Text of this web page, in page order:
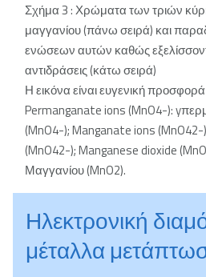
Σχήμα 3 : Χρώματα των τριών
μαγγανίου (πάνω σειρά) και
ενώσεων αυτών καθώς
αντιδράσεις (κάτω σειρά)
Η εικόνα είναι ευγενική
Permanganate ions (MnO4-):
(MnO4-); Manganate ions (MnO42-
(MnO42-); Manganese dioxide
Μαγγανίου (MnO2).
Ηλεκτρονική
μέταλλα